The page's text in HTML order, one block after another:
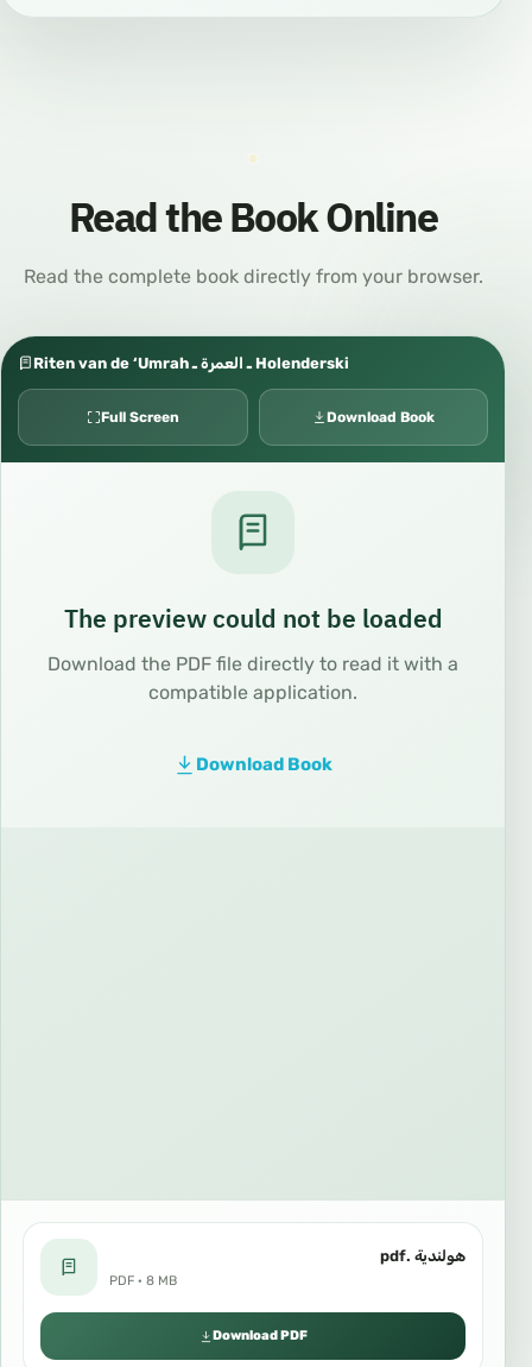
Read the Book Online
Read the complete book directly from your browser.
Riten van de ‘Umrah ـ العمرة ـ Holenderski
Full Screen Download Book
The preview could not be loaded
Download the PDF file directly to read it with a
compatible application.
Download Book
هولندية .pdf
PDF · 8 MB
Download PDF